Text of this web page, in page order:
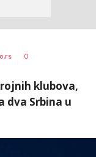
0
klubova,
dva Srbina u